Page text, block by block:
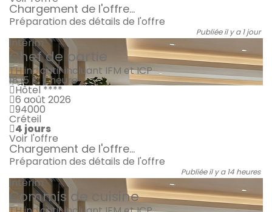
Chargement de l'offre...
Préparation des détails de l'offre
Publiée il y a 1 jour
Intérim
Chef de partie
TH indicatif incluant IFM et ICP
18.15 € / heure
Hôtel ****
6 août 2026
94000
Créteil
4 jours
Voir l'offre
Chargement de l'offre...
Préparation des détails de l'offre
Publiée il y a 14 heures
Intérim
Commis de cuisine